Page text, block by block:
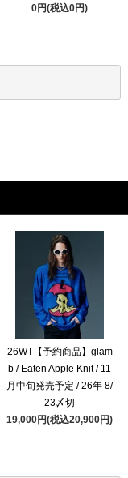
0円(税込0円)
26WT【予約商品】glam
b / Eaten Apple Knit / 11
月中旬発売予定 / 26年 8/
23〆切
19,000円(税込20,900円)